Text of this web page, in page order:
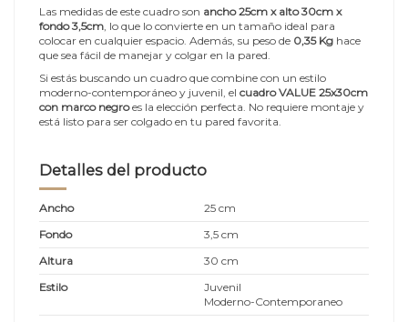
Las medidas de este cuadro son ancho 25cm x alto 30cm x
fondo 3,5cm , lo que lo convierte en un tamaño ideal para
colocar en cualquier espacio. Además, su peso de 0,35 Kg hace
que sea fácil de manejar y colgar en la pared.
Si estás buscando un cuadro que combine con un estilo
moderno-contemporáneo y juvenil, el cuadro VALUE 25x30cm
con marco negroes la elección perfecta. No requiere montaje y
está listo para ser colgado en tu pared favorita.
Detalles del producto
Ancho
25 cm
Fondo
3,5 cm
Altura
30 cm
Estilo
Juvenil
Moderno-Contemporaneo